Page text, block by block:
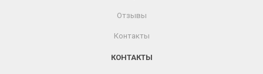
Отзывы
Контакты
КОНТАКТЫ